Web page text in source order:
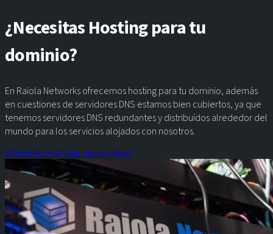
¿Necesitas Hosting para tu
dominio?
En Raiola Networks ofrecemos hosting para tu dominio, además
en cuestiones de servidores DNS estamos bien cubiertos, ya que
tenemos servidores DNS redundantes y distribuídos alrededor del
mundo para los servicios alojados con nosotros.
¡Descúbrelo!¡Visita nuestro blog!